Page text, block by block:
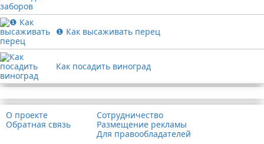
❶ Как высаживать перец
Как посадить виноград
О проекте
Обратная связь
Сотрудничество
Размещение рекламы
Для правообладателей